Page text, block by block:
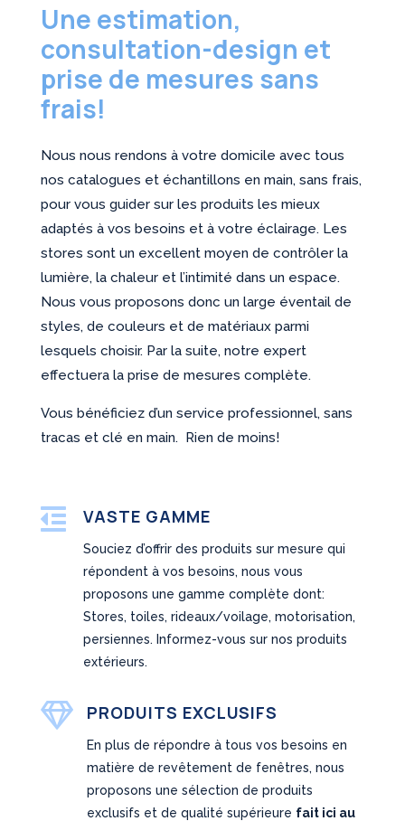
Une estimation,
consultation-design et
prise de mesures sans
frais!
Nous nous rendons à votre domicile avec tous
nos catalogues et échantillons en main, sans frais,
pour vous guider sur les produits les mieux
adaptés à vos besoins et à votre éclairage. Les
stores sont un excellent moyen de contrôler la
lumière, la chaleur et l’intimité dans un espace.
Nous vous proposons donc un large éventail de
styles, de couleurs et de matériaux parmi
lesquels choisir. Par la suite, notre expert
effectuera la prise de mesures complète.
Vous bénéficiez d’un service professionnel, sans
tracas et clé en main. Rien de moins!
 VASTE GAMME
Souciez d’offrir des produits sur mesure qui
répondent à vos besoins, nous vous
proposons une gamme complète dont:
Stores, toiles, rideaux/voilage, motorisation,
persiennes. Informez-vous sur nos produits
extérieurs.
 PRODUITS EXCLUSIFS
En plus de répondre à tous vos besoins en
matière de revêtement de fenêtres, nous
proposons une sélection de produits
exclusifs et de qualité supérieure fait ici au